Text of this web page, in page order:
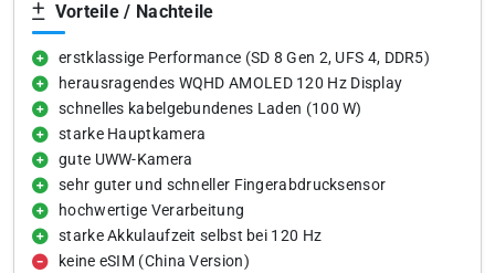
Vorteile / Nachteile
erstklassige Performance (SD 8 Gen 2, UFS 4, DDR5)
herausragendes WQHD AMOLED 120 Hz Display
schnelles kabelgebundenes Laden (100 W)
starke Hauptkamera
gute UWW-Kamera
sehr guter und schneller Fingerabdrucksensor
hochwertige Verarbeitung
starke Akkulaufzeit selbst bei 120 Hz
keine eSIM (China Version)